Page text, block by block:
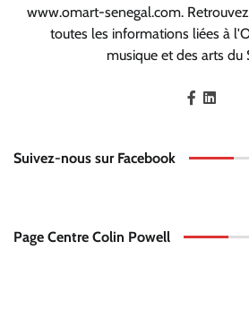
www.omart-senegal.com.
toutes les informations liées à
musique et des arts du
Suivez-nous sur Facebook
Page Centre Colin Powell